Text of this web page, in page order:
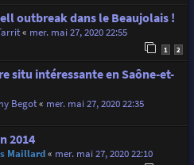
outbreak dans le Beaujolais !
« mer. mai 27, 2020 22:55
1 2
situ intéressante en Saône-et-
Begot« mer. mai 27, 2020 22:35
2014
Maillard« mer. mai 27, 2020 22:10